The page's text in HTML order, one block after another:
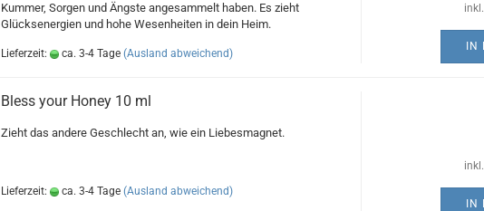
Kummer, Sorgen und Ängste angesammelt haben. Es zieht
Glücksenergien und hohe Wesenheiten in dein Heim.
Lieferzeit: ca. 3-4 Tage (Ausland abweichend)
Bless your Honey 10 ml
Zieht das andere Geschlecht an, wie ein Liebesmagnet.
Lieferzeit: ca. 3-4 Tage (Ausland abweichend)